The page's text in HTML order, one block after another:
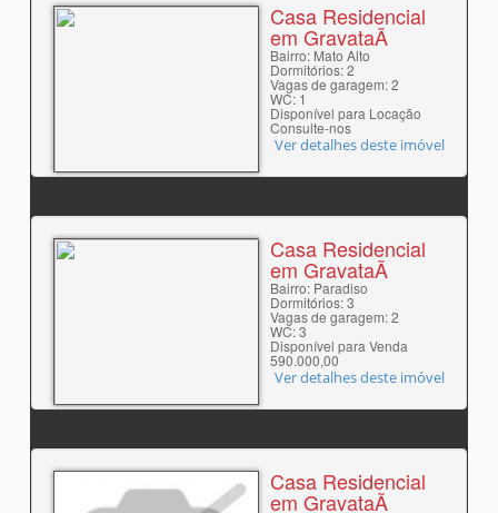
Casa Residencial
em GravataÃ­
Bairro: Mato Alto
Dormitórios: 2
Vagas de garagem: 2
WC: 1
Disponível para Locação
Consulte-nos
Ver detalhes deste imóvel
Casa Residencial
em GravataÃ­
Bairro: Paradiso
Dormitórios: 3
Vagas de garagem: 2
WC: 3
Disponível para Venda
590.000,00
Ver detalhes deste imóvel
Casa Residencial
em GravataÃ­